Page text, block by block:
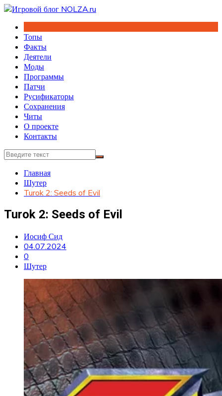
Перейти
содержимому
Топы
Факты
Деятели
Моды
Программы
Патчи
Русификаторы
Сохранения
Читы
О проекте
Контакты
Главная
Шутер
Turok 2: Seeds of Evil
Turok 2: Seeds of Evil
Иосиф Сид
04.07.2024
0
Шутер